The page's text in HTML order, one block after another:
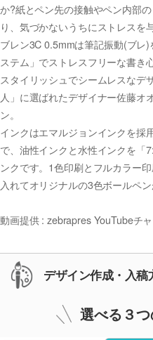
か?紙とペン先の接触やペン内部
り、気づかないうちにストレスを
ブレン3C 0.5mmは筆記振動(ブレ
ステム」でストレスフリーな書き
スタイリッシュでシームレスなデ
人」に選ばれたデザイナー佐藤オ
ン。
インクはエマルジョンインクを採
で、油性インクと水性インクを「
ンクです。1色印刷とフルカラー
入れてオリジナルの3色ボールペン
動画提供 : zebrapres YouTubeチ
デザイン作成・入稿
選べる３つ